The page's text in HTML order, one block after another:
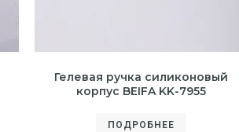
Гелевая ручка силиконовый
корпус BEIFA KK-7955
ПОДРОБНЕЕ